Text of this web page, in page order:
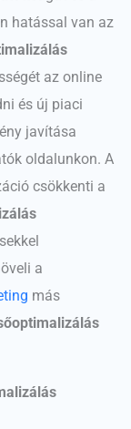
hatással van az
az online
és új piaci
javítása
oldalunkon. A
csökkenti a
a
más